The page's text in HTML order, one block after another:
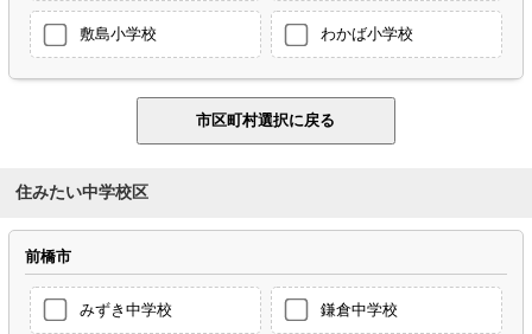
敷島小学校 わかば小学校
住みたい中学校区
前橋市
みずき中学校 鎌倉中学校